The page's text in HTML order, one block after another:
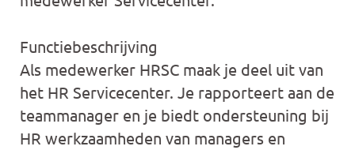
Functiebeschrijving
Als medewerker HRSC maak je deel uit van
het HR Servicecenter. Je rapporteert aan de
teammanager en je biedt ondersteuning bij
HR werkzaamheden van managers en